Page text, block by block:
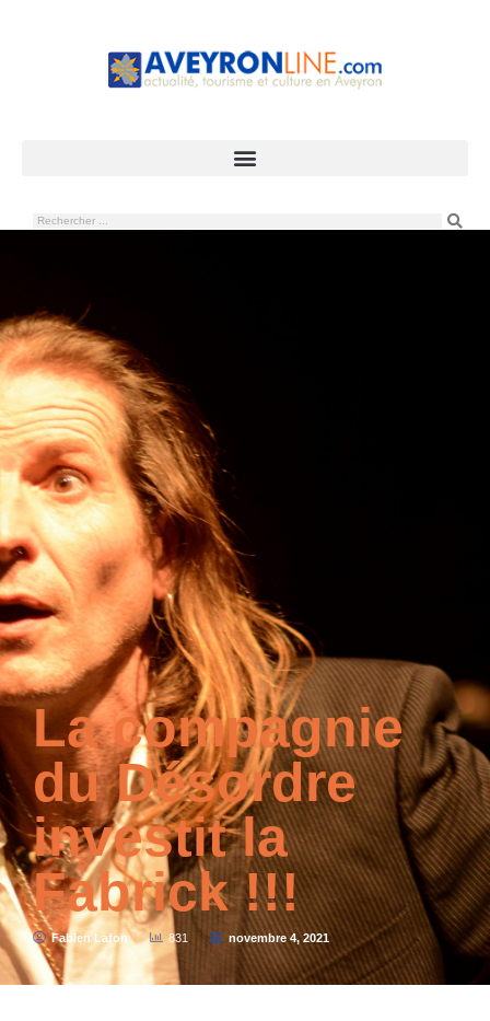
La compagnie
du Désordre
investit la
Fabrick !!!
Fabien Lafon 831 novembre 4, 2021